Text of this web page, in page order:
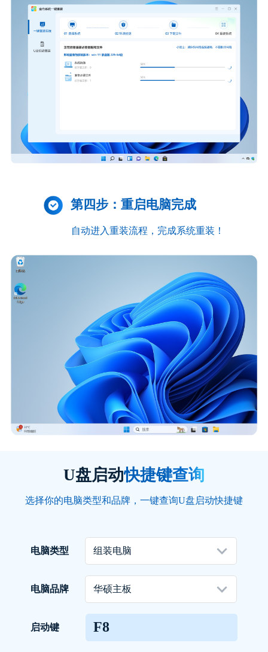
第四步：重启电脑完成
自动进入重装流程，完成系统重装！
U盘启动快捷键查询
选择你的电脑类型和品牌，一键查询U盘启动快捷键
电脑类型
电脑品牌
启动键 F8